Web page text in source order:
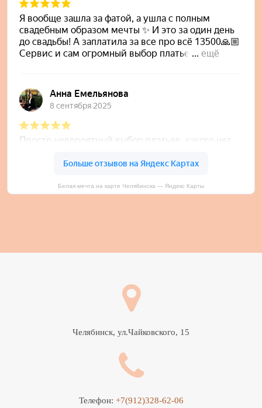
Белая мечта на карте Челябинска — Яндекс Карты
Челябинск, ул.Чайковского, 15
Телефон: +7(912)328-62-06